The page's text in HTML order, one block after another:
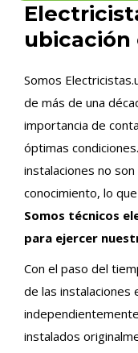
ubicación
Somos
de más de una
importancia de
óptimas
instalaciones no
conocimiento, lo
Somos técnicos
para ejercer
Con el paso del
de las instalaciones
instalados